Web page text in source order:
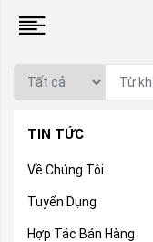
TIN TỨC
Về Chúng Tôi
Tuyển Dụng
Hợp Tác Bán Hàng